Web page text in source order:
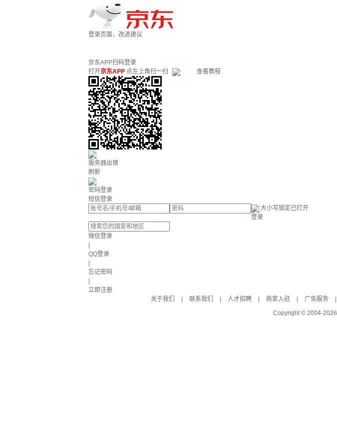
登录页面，改进建议
京东APP扫码登录
打开京东APP 点左上角扫一扫 查看教程
服务器出错
刷新
密码登录
短信登录
大小写锁定已打开
登录
微信登录
QQ登录
忘记密码
立即注册
关于我们
联系我们 人才招聘 商家入驻 广告服务
Copyright © 2004-2026